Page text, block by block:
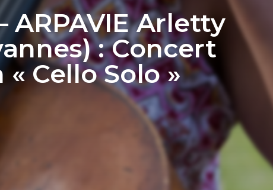
ARPAVIE Arletty
: Concert
Cello Solo »